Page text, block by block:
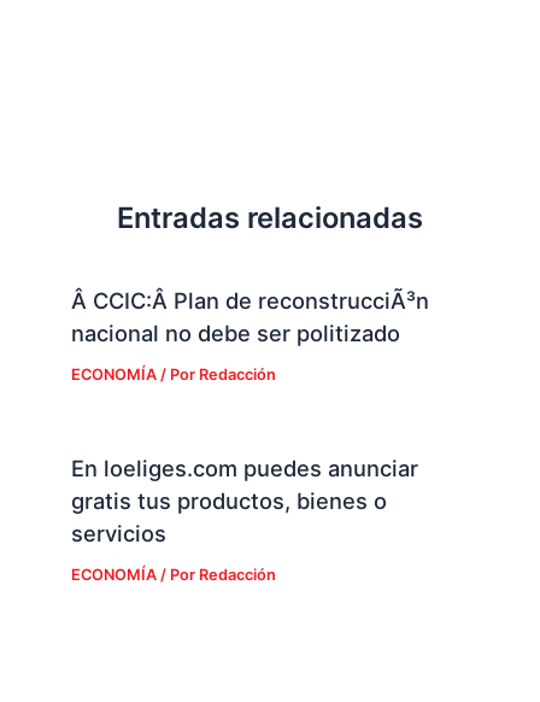
Entradas relacionadas
Â CCIC:Â Plan de reconstrucciÃ³n
nacional no debe ser politizado
ECONOMÍA/ Por Redacción
En loeliges.com puedes anunciar
gratis tus productos, bienes o
servicios
ECONOMÍA/ Por Redacción